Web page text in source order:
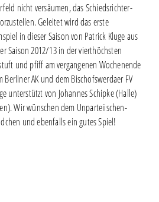
nicht versäumen, das Schiedsrichter-
Geleitet wird das erste
in dieser Saison von Patrick Kluge aus
Saison 2012/13 in der vierthöchsten
und pfiff am vergangenen Wochenende
Berliner AK und dem Bischofswerdaer FV
unterstützt von Johannes Schipke (Halle)
Wir wünschen dem Unparteiischen-
und ebenfalls ein gutes Spiel!